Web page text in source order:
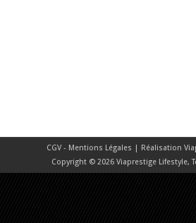
CGV - Mentions Légales | Réalisation
Copyright © 2026 Viaprestige Lifestyle,